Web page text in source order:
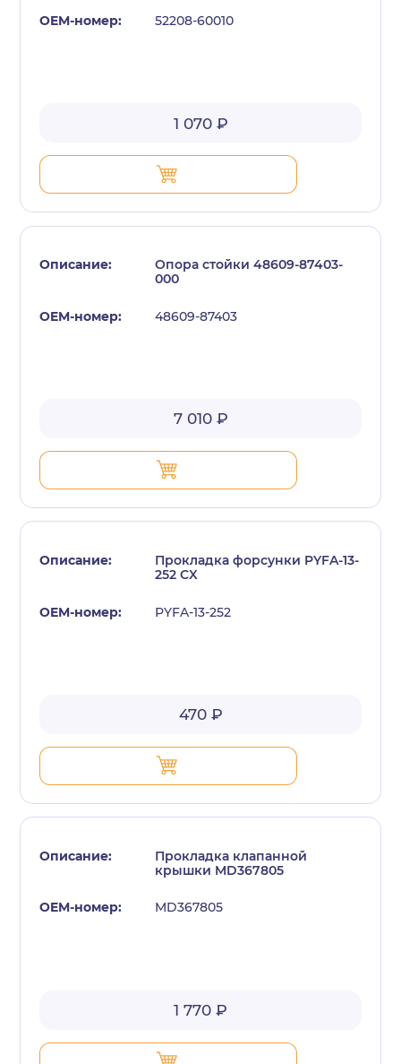
52208-60010
1 070 ₽
Опора стойки 48609-87403-
000
48609-87403
7 010 ₽
Прокладка форсунки PYFA-13-
252 CX
PYFA-13-252
470 ₽
Прокладка клапанной
крышки MD367805
MD367805
1 770 ₽